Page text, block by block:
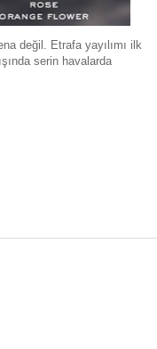
değil. Etrafa yayılımı ilk
serin havalarda